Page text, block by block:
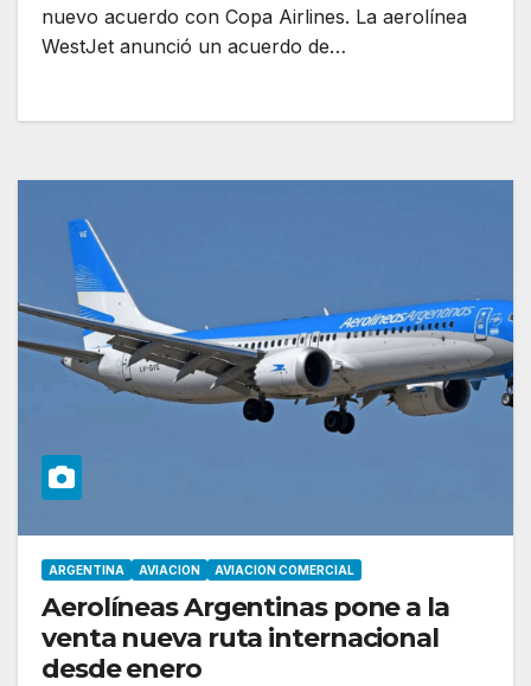
nuevo acuerdo con Copa Airlines. La aerolínea
WestJet anunció un acuerdo de…
ARGENTINA AVIACION AVIACION COMERCIAL
Aerolíneas Argentinas pone a la
venta nueva ruta internacional
desde enero